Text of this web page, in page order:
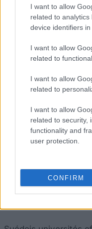
I want to allow
related to
device identifiers in
I want to allow
related to
I want to allow
related to
I want to allow
related to security,
functionality and
user protection.
CONFIRM
via une série de
bien financièrement,
financement, la
prédominants,
organisations de
sources privées
substantiel, par le
étudiants